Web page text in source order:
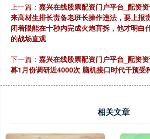
上一篇： 嘉兴在线股票配资门户平台_配资
来高材生排长责备老班长操作违法，要上报
闭着眼能在十秒内完成火炮盲拆，他才明白
的战场直观
下一篇： 嘉兴在线股票配资门户平台_配资
募1月份调研近4000次 脑机接口时代干预受
相关文章